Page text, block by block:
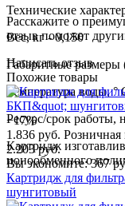
Технические
Вес, кг - 0,150
Габаритные
Температура воды,
Ресурс/срок работы,
Картридж
ионообменного
Расскажите о
отзыв поможет
Написать отзыв
Похожие товары
−17%
1.836 руб. Розничная
2.203 руб.
Вы экономите: 367
Картридж для
шунгитовый